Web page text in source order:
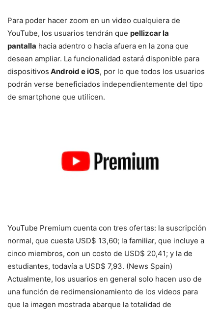
Para poder hacer zoom en un video cualquiera de
YouTube, los usuarios tendrán que pellizcar la
pantalla hacia adentro o hacia afuera en la zona que
desean ampliar. La funcionalidad estará disponible para
dispositivos Android e iOS, por lo que todos los usuarios
podrán verse beneficiados independientemente del tipo
de smartphone que utilicen.
YouTube Premium cuenta con tres ofertas: la suscripción
normal, que cuesta USD$ 13,60; la familiar, que incluye a
cinco miembros, con un costo de USD$ 20,41; y la de
estudiantes, todavía a USD$ 7,93. (News Spain)
Actualmente, los usuarios en general solo hacen uso de
una función de redimensionamiento de los videos para
que la imagen mostrada abarque la totalidad de